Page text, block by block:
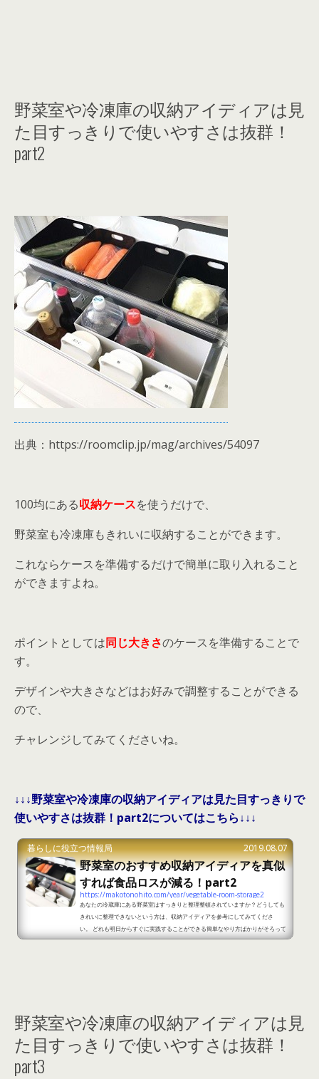
野菜室や冷凍庫の収納アイディアは見
た目すっきりで使いやすさは抜群！
part2
出典：https://roomclip.jp/mag/archives/54097
100均にある収納ケースを使うだけで、
野菜室も冷凍庫もきれいに収納することができます。
これならケースを準備するだけで簡単に取り入れること
ができますよね。
ポイントとしては同じ大きさのケースを準備することで
す。
デザインや大きさなどはお好みで調整することができる
ので、
チャレンジしてみてくださいね。
↓↓↓野菜室や冷凍庫の収納アイディアは見た目すっきりで
使いやすさは抜群！part2についてはこちら↓↓↓
暮らしに役立つ情報局 2019.08.07
野菜室のおすすめ収納アイディアを真似
すれば食品ロスが減る！part2
https://makotonohito.com/year/vegetable-room-storage2
あなたの冷蔵庫にある野菜室はすっきりと整理整頓されていますか？どうしても
きれいに整理できないという方は、収納アイディアを参考にしてみてくださ
い。 どれも明日からすぐに実践することができる簡単なやり方ばかりがそろって
います。ここからは野菜室のおすすめ収納アイディアをご紹介していきます。 野
野菜室や冷凍庫の収納アイディアは見
た目すっきりで使いやすさは抜群！
part3